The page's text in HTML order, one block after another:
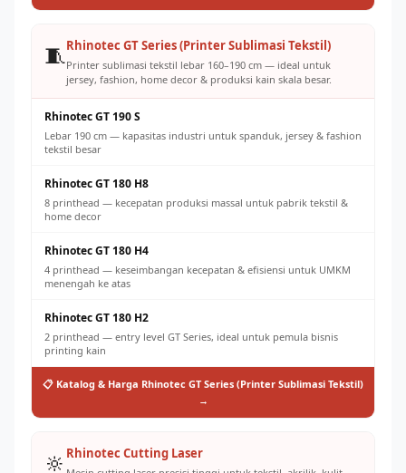
🧵Rhinotec GT Series (Printer Sublimasi Tekstil)
Printer sublimasi tekstil lebar 160–190 cm — ideal untuk
jersey, fashion, home decor & produksi kain skala besar.
Rhinotec GT 190 S
Lebar 190 cm — kapasitas industri untuk spanduk, jersey & fashion
tekstil besar
Rhinotec GT 180 H8
8 printhead — kecepatan produksi massal untuk pabrik tekstil &
home decor
Rhinotec GT 180 H4
4 printhead — keseimbangan kecepatan & efisiensi untuk UMKM
menengah ke atas
Rhinotec GT 180 H2
2 printhead — entry level GT Series, ideal untuk pemula bisnis
printing kain
📋 Katalog & Harga Rhinotec GT Series (Printer Sublimasi Tekstil)
→
🔆 Rhinotec Cutting Laser